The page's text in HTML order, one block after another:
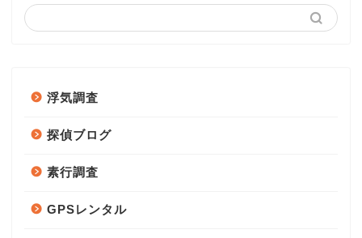
浮気調査
探偵ブログ
素行調査
GPSレンタル